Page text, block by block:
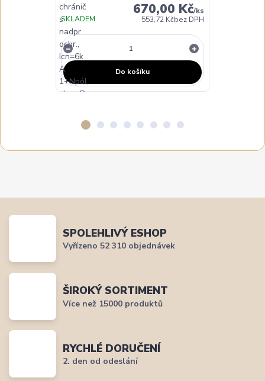
670,00 Kč/ks
553,72 Kčbez DPH
SKLADEM
Do košíku
SPOLEHLIVÝ ESHOP
Vyřízeno 52 310 objednávek
ŠIROKÝ SORTIMENT
Více než 15000 produktů
RYCHLÉ DORUČENÍ
2. den od odeslání